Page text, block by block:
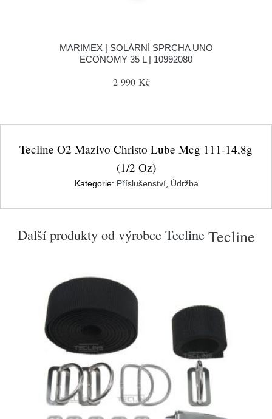
MARIMEX | SOLÁRNÍ SPRCHA UNO
ECONOMY 35 L | 10992080
2 990 Kč
Tecline O2 Mazivo Christo Lube Mcg 111-14,8g
(1/2 Oz)
Kategorie: Příslušenství Údržba
Další produkty od výrobce Tecline Tecline